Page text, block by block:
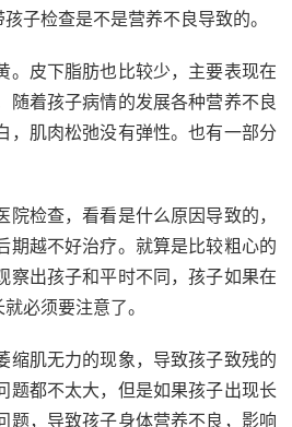
子检查是不是营养不良导致的。
。皮下脂肪也比较少，主要表现在
随着孩子病情的发展各种营养不良
，肌肉松弛没有弹性。也有一部分
检查，看看是什么原因导致的，
期越不好治疗。就算是比较粗心的
察出孩子和平时不同，孩子如果在
必须要注意了。
缩肌无力的现象，导致孩子致残的
题都不太大，但是如果孩子出现长
题，导致孩子身体营养不良，影响